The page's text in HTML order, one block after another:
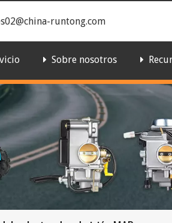
runtong.com
Sobre nosotros